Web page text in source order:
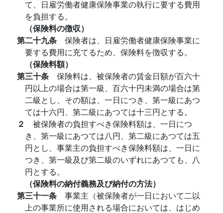
て、日雇労働者健康保険事業の執行に要する費用
を負担する。
（保険料の徴収）
第二十九条 保険者は、日雇労働者健康保険事業に
要する費用に充てるため、保険料を徴収する。
（保険料額）
第三十条 保険料は、被保険者の賃金日額が百六十
円以上の場合は第一級、百六十円未満の場合は第
二級とし、その額は、一日につき、第一級にあつ
ては十六円、第二級にあつては十三円とする。
２ 被保険者の負担すべき保険料額は、一日につ
き、第一級にあつては八円、第二級にあつては五
円とし、事業主の負担すべき保険料額は、一日に
つき、第一級及び第二級のいずれにあつても、八
円とする。
（保険料の納付義務及び納付の方法）
第三十一条 事業主（被保険者が一日において二以
上の事業所に使用される場合においては、はじめ